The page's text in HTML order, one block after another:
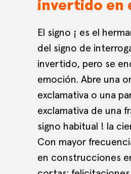
invertido en
El signo ¡ es el
del signo de
invertido, pero se
emoción. Abre una
exclamativa o una
exclamativa de una
signo habitual ! la
Con mayor
en construcciones